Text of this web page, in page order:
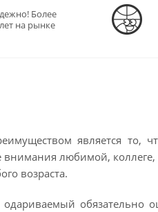
Более
на рынке
является то,
любимой,
возраста.
обязательно